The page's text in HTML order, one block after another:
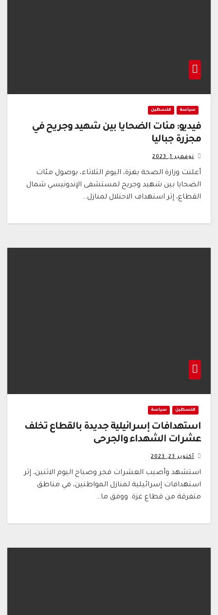
سياسة فلسطين
فيديو: مئات الضحايا بين شهيد وجريح في
مجزرة جباليا
نوفمبر 1, 2023
أعلنت وزارة الصحة بغزة، اليوم الثلاثاء، بوصول مئات
الضحايا بين شهيد وجريح لمستشفى الإندونيسي شمال
القطاع، إثر استهداف الاحتلال لمنازل…
فلسطين سياسة
استهدافات إسرائيلية جديدة بالقطاع تُخلف
عشرات الشهداء والجرحى
أكتوبر 23, 2023
استشهد وأصيب العشرات فجر وصباح اليوم الاثنين، إثر
استهدافات إسرائيلية لمنازل المواطنين، في مناطق
متفرقة من قطاع غزة. ووفق ما…